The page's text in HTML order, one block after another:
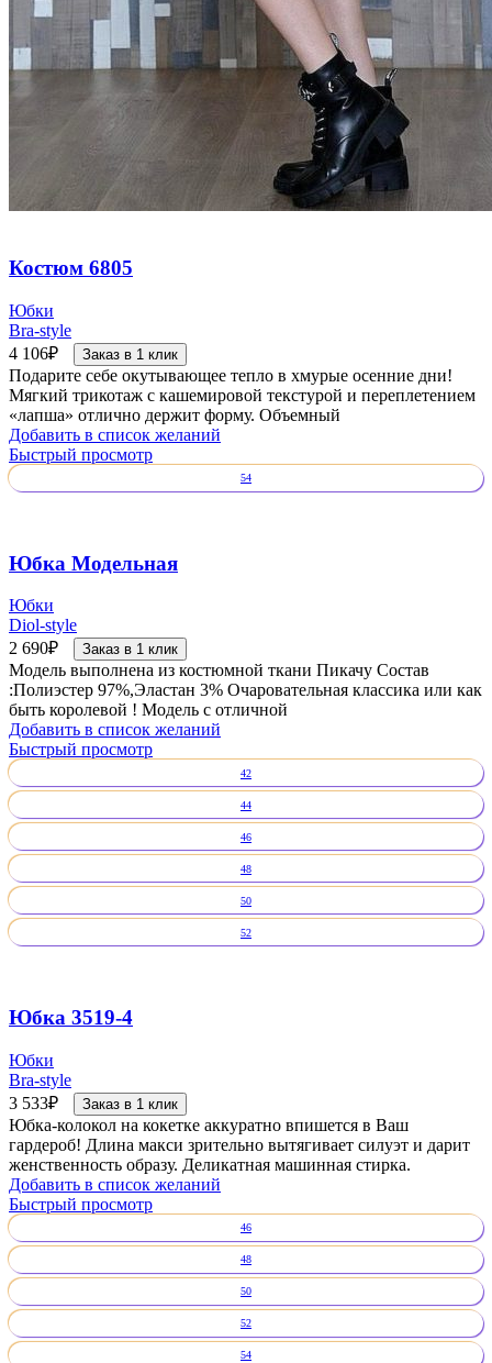
Костюм 6805
Юбки
Bra-style
4 106₽ Заказ в 1 клик
Подарите себе окутывающее тепло в хмурые осенние дни!
Мягкий трикотаж с кашемировой текстурой и переплетением
«лапша» отлично держит форму. Объемный
Добавить в список желаний
Быстрый просмотр
54
Юбка Модельная
Юбки
Diol-style
2 690₽ Заказ в 1 клик
Модель выполнена из костюмной ткани Пикачу Состав
:Полиэстер 97%,Эластан 3% Очаровательная классика или как
быть королевой ! Модель с отличной
Добавить в список желаний
Быстрый просмотр
42
44
46
48
50
52
Юбка 3519-4
Юбки
Bra-style
3 533₽ Заказ в 1 клик
Юбка-колокол на кокетке аккуратно впишется в Ваш
гардероб! Длина макси зрительно вытягивает силуэт и дарит
женственность образу. Деликатная машинная стирка.
Добавить в список желаний
Быстрый просмотр
46
48
50
52
54